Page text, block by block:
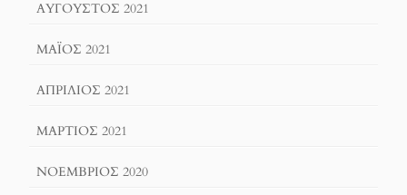
ΑΎΓΟΥΣΤΟΣ 2021
ΜΆΙΟΣ 2021
ΑΠΡΊΛΙΟΣ 2021
ΜΆΡΤΙΟΣ 2021
ΝΟΈΜΒΡΙΟΣ 2020